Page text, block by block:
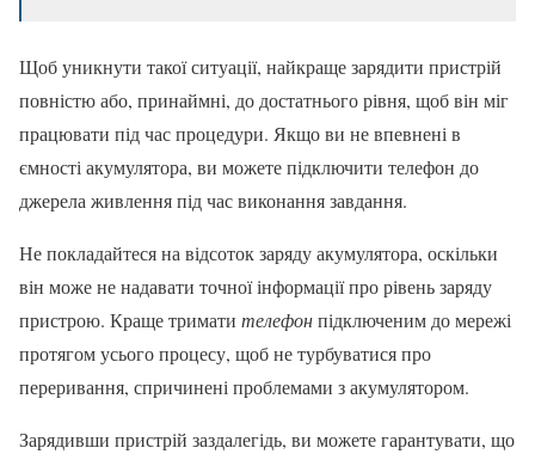
Щоб уникнути такої ситуації, найкраще зарядити пристрій
повністю або, принаймні, до достатнього рівня, щоб він міг
працювати під час процедури. Якщо ви не впевнені в
ємності акумулятора, ви можете підключити телефон до
джерела живлення під час виконання завдання.
Не покладайтеся на відсоток заряду акумулятора, оскільки
він може не надавати точної інформації про рівень заряду
пристрою. Краще тримати телефонпідключеним до мережі
протягом усього процесу, щоб не турбуватися про
переривання, спричинені проблемами з акумулятором.
Зарядивши пристрій заздалегідь, ви можете гарантувати, що